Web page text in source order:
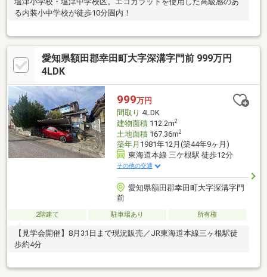
る内装小中学校が徒歩10分圏内！
愛知県額田郡幸田町大字深溝字門前 999万円
4LDK
999万円
間取り 4LDK
建物面積112.2m2
土地面積167.36m2
築年月 1981年12月(築44年9ヶ月)
東海道本線 三ケ根駅 徒歩12分
その他の交通
愛知県額田郡幸田町大字深溝字門
前
2階建て 駐車場あり 所有権
【見学会開催】8月31日まで現況販売／JR東海道本線三ヶ根駅徒
歩約4分